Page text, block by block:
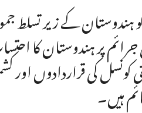
ہندوستان کے زیر تسلط
پر ہندوستان کا
کونسل کی قراردادوں اور
ہیں۔